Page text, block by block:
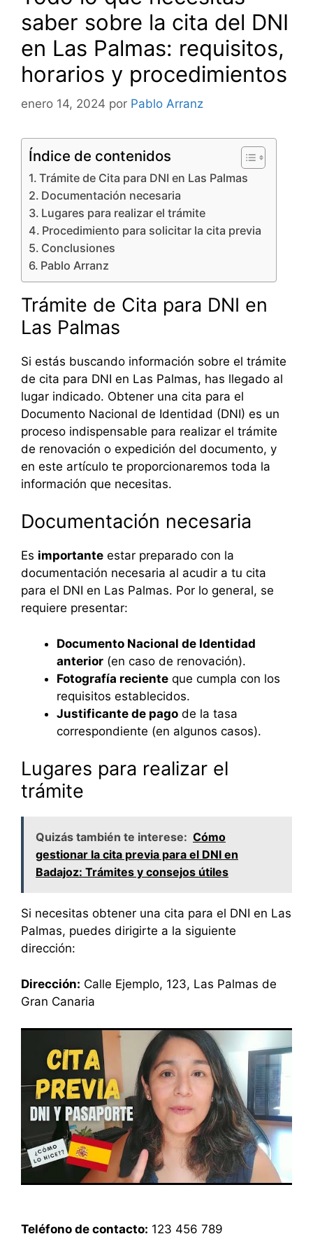
saber sobre la cita del DNI
en Las Palmas: requisitos,
horarios y procedimientos
enero 14, 2024 por Pablo Arranz
Índice de contenidos
Trámite de Cita para DNI en Las Palmas
Documentación necesaria
Lugares para realizar el trámite
Procedimiento para solicitar la cita previa
Conclusiones
Pablo Arranz
Trámite de Cita para DNI en
Las Palmas
Si estás buscando información sobre el trámite
de cita para DNI en Las Palmas, has llegado al
lugar indicado. Obtener una cita para el
Documento Nacional de Identidad (DNI) es un
proceso indispensable para realizar el trámite
de renovación o expedición del documento, y
en este artículo te proporcionaremos toda la
información que necesitas.
Documentación necesaria
Es importante estar preparado con la
documentación necesaria al acudir a tu cita
para el DNI en Las Palmas. Por lo general, se
requiere presentar:
Documento Nacional de Identidad
anterior (en caso de renovación).
Fotografía reciente que cumpla con los
requisitos establecidos.
Justificante de pago de la tasa
correspondiente (en algunos casos).
Lugares para realizar el
trámite
Quizás también te interese: Cómo
gestionar la cita previa para el DNI en
Badajoz: Trámites y consejos útiles
Si necesitas obtener una cita para el DNI en Las
Palmas, puedes dirigirte a la siguiente
dirección:
Dirección: Calle Ejemplo, 123, Las Palmas de
Gran Canaria
Teléfono de contacto: 123 456 789